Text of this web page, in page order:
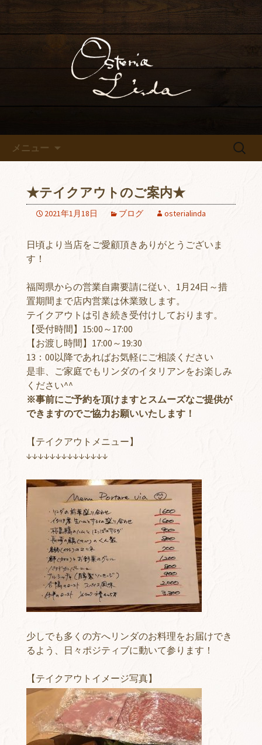
高砂の隠れ家イタリアン「オ
ステリアリンダ」
こだわりのイタリアンとワインをカジ
ュアルに楽しめる
メニュー
検
★テイクアウトのご案内★
2021年1月18日 ブログ osterialinda
日頃より当店をご愛顧頂きありがとうございま
す！
福岡県からの営業自粛要請に従い、1月24日～措
置期間まで店内営業は休業致します。
テイクアウトは引き続き受付けしております。
【受付時間】15:00～17:00
【お渡し時間】17:00～19:30
13：00以降であればお気軽にご相談ください
是非、ご家庭でもリンダのイタリアンをお楽しみ
ください^^
※事前にご予約を頂けますとスムーズなご提供が
できますのでご協力お願いいたします！
【テイクアウトメニュー】
↓↓↓↓↓↓↓↓↓↓↓↓↓↓
少しでも多くの方へリンダのお料理をお届けでき
るよう、日々ポジティブに動いて参ります！
【テイクアウトイメージ写真】